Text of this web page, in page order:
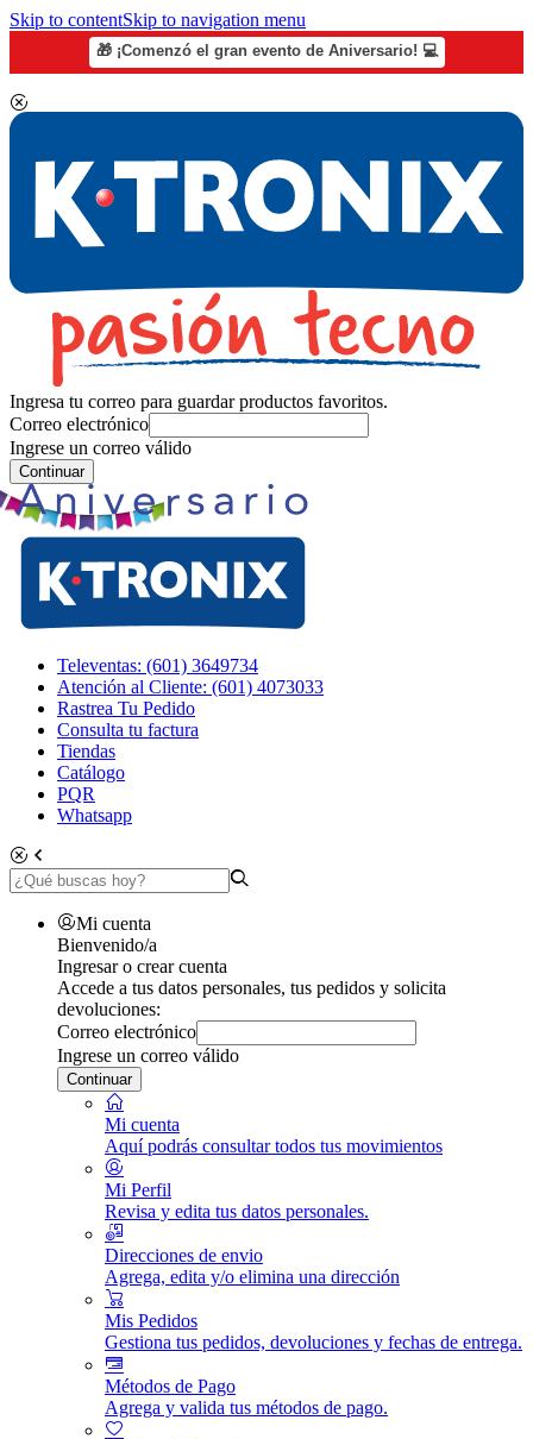
Skip to contentSkip to navigation menu
🎁 ¡Comenzó el gran evento de Aniversario! 💻
Ingresa tu correo para guardar productos favoritos.
Correo electrónico
Ingrese un correo válido
Continuar
Televentas: (601) 3649734
Atención al Cliente: (601) 4073033
Rastrea Tu Pedido
Consulta tu factura
Tiendas
Catálogo
PQR
Whatsapp
Mi cuenta
Bienvenido/a
Ingresar o crear cuenta
Accede a tus datos personales, tus pedidos y solicita
devoluciones:
Correo electrónico
Ingrese un correo válido
Continuar
Mi cuenta
Aquí podrás consultar todos tus movimientos
Mi Perfil
Revisa y edita tus datos personales.
Direcciones de envio
Agrega, edita y/o elimina una dirección
Mis Pedidos
Gestiona tus pedidos, devoluciones y fechas de entrega.
Métodos de Pago
Agrega y valida tus métodos de pago.